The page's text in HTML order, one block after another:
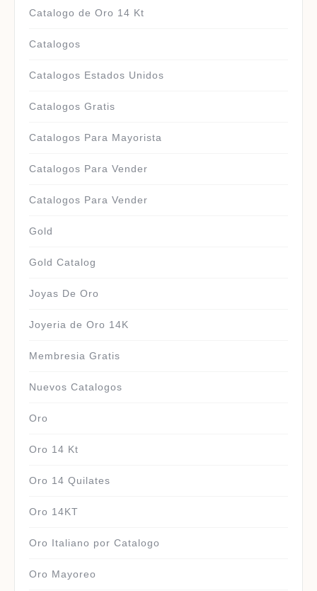
Catalogo de Oro 14 Kt
Catalogos
Catalogos Estados Unidos
Catalogos Gratis
Catalogos Para Mayorista
Catalogos Para Vender
Catalogos Para Vender
Gold
Gold Catalog
Joyas De Oro
Joyeria de Oro 14K
Membresia Gratis
Nuevos Catalogos
Oro
Oro 14 Kt
Oro 14 Quilates
Oro 14KT
Oro Italiano por Catalogo
Oro Mayoreo